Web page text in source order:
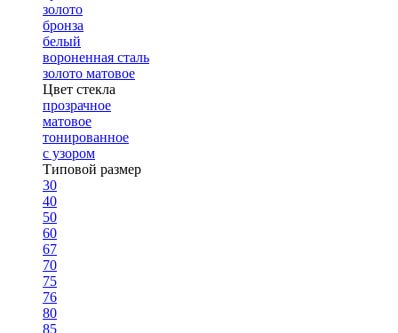
золото
бронза
белый
вороненная сталь
золото матовое
Цвет стекла
прозрачное
матовое
тонированное
с узором
Типовой размер
30
40
50
60
67
70
75
76
80
85